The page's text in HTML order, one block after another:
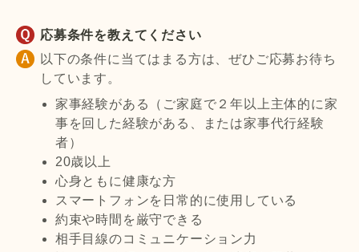
応募条件を教えてください
以下の条件に当てはまる方は、ぜひご応募お待ち
しています。
家事経験がある（ご家庭で２年以上主体的に家
事を回した経験がある、または家事代行経験
者）
20歳以上
心身ともに健康な方
スマートフォンを日常的に使用している
約束や時間を厳守できる
相手目線のコミュニケーション力